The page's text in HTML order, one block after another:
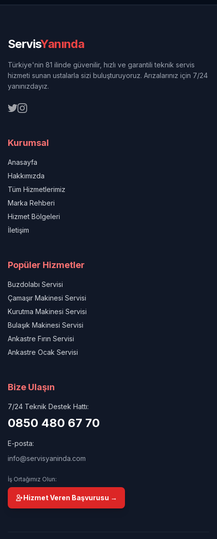
ServisYanında
Türkiye'nin 81 ilinde güvenilir, hızlı ve garantili teknik servis
hizmeti sunan ustalarla sizi buluşturuyoruz. Arızalarınız için 7/24
yanınızdayız.
Kurumsal
Anasayfa
Hakkımızda
Tüm Hizmetlerimiz
Marka Rehberi
Hizmet Bölgeleri
İletişim
Popüler Hizmetler
Buzdolabı Servisi
Çamaşır Makinesi Servisi
Kurutma Makinesi Servisi
Bulaşık Makinesi Servisi
Ankastre Fırın Servisi
Ankastre Ocak Servisi
Bize Ulaşın
7/24 Teknik Destek Hattı:
0850 480 67 70
E-posta:
info@servisyaninda.com
İş Ortağımız Olun:
Hizmet Veren Başvurusu →